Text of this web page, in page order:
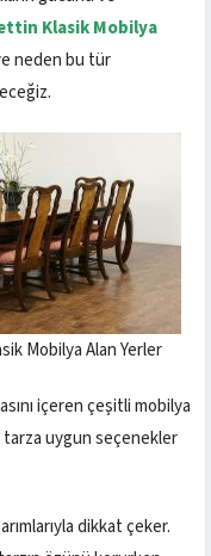
Klasik Mobilya
neden bu tür
Mobilya Alan Yerler
içeren çeşitli mobilya
uygun seçenekler
dikkat çeker.